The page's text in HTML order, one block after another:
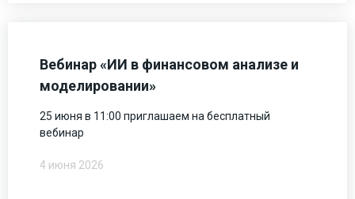
Вебинар «ИИ в финансовом анализе и
моделировании»
25 июня в 11:00 приглашаем на бесплатный
вебинар
4 июня 2026